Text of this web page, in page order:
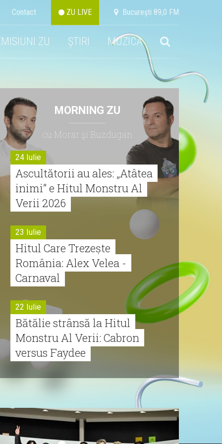
Contact ZU LIVE Bucureşti 89,0 FM
ZU ȘTIRI MUZICA
MORNING ZU
cu Morar şi Buzdugan
24 Iulie
Ascultătorii au ales: „Atâtea
inimi” e Hitul Monstru Al
Verii 2026
23 Iulie
Hitul Care Trezește
România: Alex Velea -
Carnaval
22 Iulie
Bătălie strânsă la Hitul
Monstru Al Verii: Cabron
versus Faydee
21 Iulie
Cabron vine cu Hitul
Monstru al Verii